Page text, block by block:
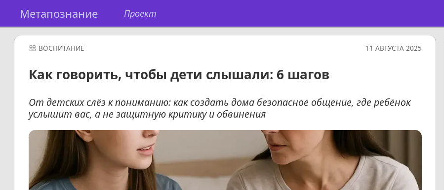
Метапознание Проект
ВОСПИТАНИЕ 11 АВГУСТА 2025
Как говорить, чтобы дети слышали: 6 шагов
От детских слёз к пониманию: как создать дома безопасное общение, где ребёнок
услышит вас, а не защитную критику и обвинения